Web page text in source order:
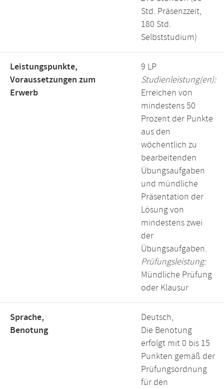
Std. Präsenzzeit,
180 Std.
Selbststudium)
Leistungspunkte,
Voraussetzungen zum
Erwerb
9 LP
Studienleistung(en):
Erreichen von
mindestens 50
Prozent der Punkte
aus den
wöchentlich zu
bearbeitenden
Übungsaufgaben
und mündliche
Präsentation der
Lösung von
mindestens zwei
der
Übungsaufgaben.
Prüfungsleistung:
Mündliche Prüfung
oder Klausur
Sprache,
Benotung
Deutsch,
Die Benotung
erfolgt mit 0 bis 15
Punkten gemäß der
Prüfungsordnung
für den